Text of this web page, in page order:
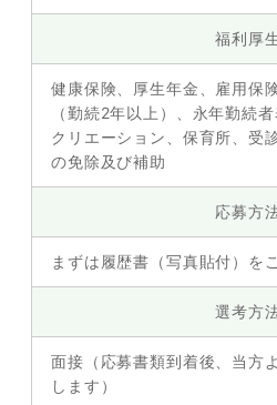
福利厚
健康保険、厚生年金、雇用保
（勤続2年以上）、永年勤続
クリエーション、保育所、受
の免除及び補助
応募方
まずは履歴書（写真貼付）を
選考方
面接（応募書類到着後、当方
します）